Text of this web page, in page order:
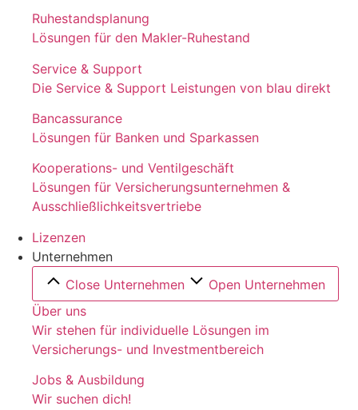
Ruhestandsplanung
Lösungen für den Makler-Ruhestand
Service & Support
Die Service & Support Leistungen von blau direkt
Bancassurance
Lösungen für Banken und Sparkassen
Kooperations- und Ventilgeschäft
Lösungen für Versicherungsunternehmen &
Ausschließlichkeitsvertriebe
Lizenzen
Unternehmen
Close Unternehmen
Open Unternehmen
Über uns
Wir stehen für individuelle Lösungen im
Versicherungs- und Investmentbereich
Jobs & Ausbildung
Wir suchen dich!